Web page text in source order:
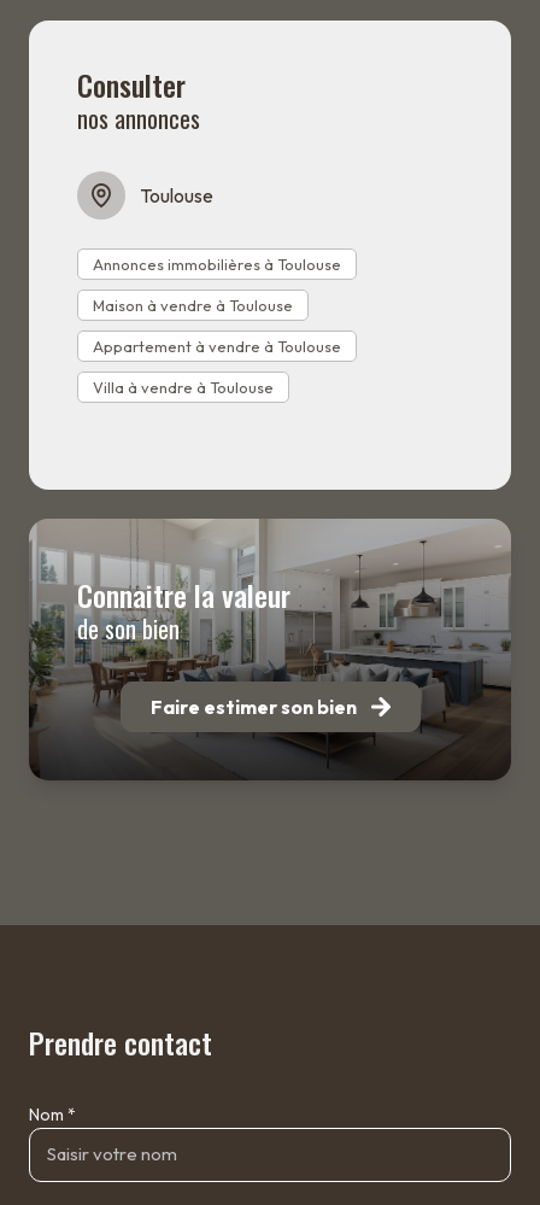
Consulter
nos annonces
Toulouse
Annonces immobilières à Toulouse
Maison à vendre à Toulouse
Appartement à vendre à Toulouse
Villa à vendre à Toulouse
Connaitre la valeur
de son bien
Faire estimer son bien
projet dans les meilleures conditions.
Nous sommes disponibles pour discuter de votre projet
immobilier. Appelez-nous au
nous àcorimo-conseil-immobilier@orange.fr,
venez nous rencontrer au
Toulouse.
Prendre contact
Nom *